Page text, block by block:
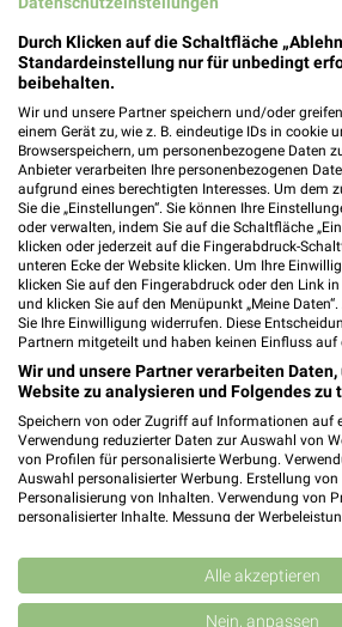
11,5 km
Angebote ab 08.08.
Gültig bis Fr. 14.08. Gültig
Kaufland
0,3 km
Gültig ab Mo. 10.08.
PENNY
Gültig ab
XXXLutz
Durch Klicken auf die Schaltfläche
Standardeinstellung nur für unbedingt
beibehalten.
Wir und unsere Partner speichern und/oder
einem Gerät zu, wie z. B. eindeutige IDs in cookie
Browserspeichern, um personenbezogene Daten
Anbieter verarbeiten Ihre personenbezogenen
aufgrund eines berechtigten Interesses. Um dem
Sie die „Einstellungen“. Sie können Ihre
oder verwalten, indem Sie auf die Schaltfläche
klicken oder jederzeit auf die Fingerabdruck-
unteren Ecke der Website klicken. Um Ihre
klicken Sie auf den Fingerabdruck oder den Link
und klicken Sie auf den Menüpunkt „Meine
Sie Ihre Einwilligung widerrufen. Diese
Partnern mitgeteilt und haben keinen Einfluss auf
Wir und unsere Partner verarbeiten
Website zu analysieren und Folgendes zu
Speichern von oder Zugriff auf Informationen auf
Verwendung reduzierter Daten zur Auswahl von
von Profilen für personalisierte Werbung.
Auswahl personalisierter Werbung. Erstellung
Personalisierung von Inhalten. Verwendung von
personalisierter Inhalte. Messung der
Kombinationen von Daten aus verschiedenen
Verbesserung der Angebote. Verwendung
von Inhalten.
Daten können außerhalb der Europäischen Union
Alle akzeptieren
Nein, anpassen